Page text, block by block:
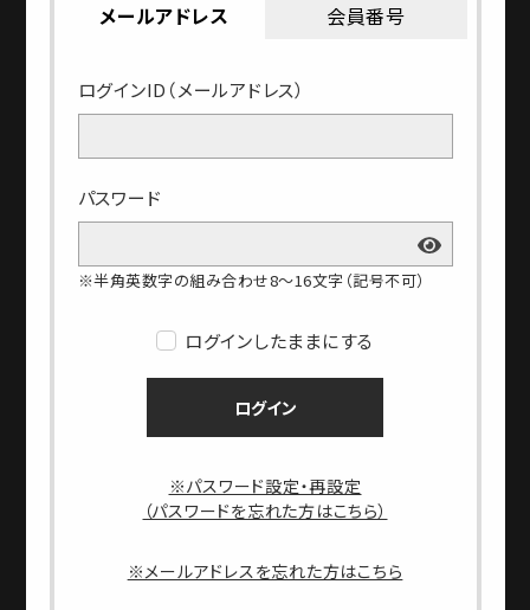
メールアドレス 会員番号
ログインID（メールアドレス）
パスワード
※半角英数字の組み合わせ8～16文字（記号不可）
ログインしたままにする
ログイン
※パスワード設定・再設定
（パスワードを忘れた方はこちら）
※メールアドレスを忘れた方はこちら